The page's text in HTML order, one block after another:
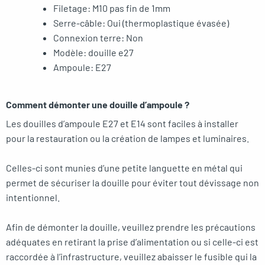
Filetage: M10 pas fin de 1mm
Serre-câble: Oui (thermoplastique évasée)
Connexion terre: Non
Modèle: douille e27
Ampoule: E27
Comment démonter une douille d’ampoule ?
Les douilles d’ampoule E27 et E14 sont faciles à installer
pour la restauration ou la création de lampes et luminaires.
Celles-ci sont munies d’une petite languette en métal qui
permet de sécuriser la douille pour éviter tout dévissage non
intentionnel.
Afin de démonter la douille, veuillez prendre les précautions
adéquates en retirant la prise d’alimentation ou si celle-ci est
raccordée à l’infrastructure, veuillez abaisser le fusible qui la